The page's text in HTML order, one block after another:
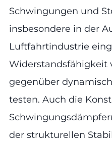
Schwingungen und
insbesondere in der
Luftfahrtindustrie
Widerstandsfähigkeit
gegenüber
testen. Auch die
der strukturellen